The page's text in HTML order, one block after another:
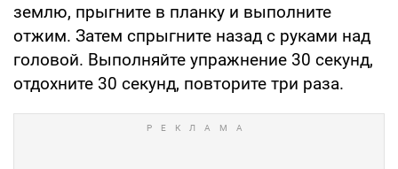
землю, прыгните в планку и выполните
отжим. Затем спрыгните назад с руками над
головой. Выполняйте упражнение 30 секунд,
отдохните 30 секунд, повторите три раза.